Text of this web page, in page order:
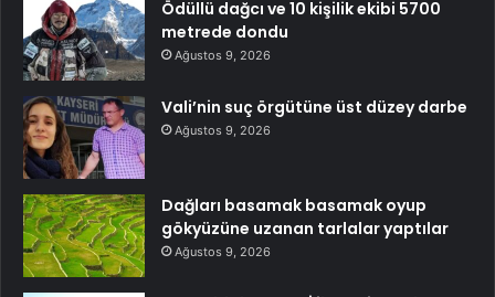
Ödüllü dağcı ve 10 kişilik ekibi 5700
metrede dondu
Ağustos 9, 2026
Vali’nin suç örgütüne üst düzey darbe
Ağustos 9, 2026
Dağları basamak basamak oyup
gökyüzüne uzanan tarlalar yaptılar
Ağustos 9, 2026